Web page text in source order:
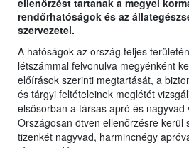
ellenőrzést tartanak a megyei
rendőrhatóságok és az
szervezetei.
A hatóságok az ország teljes
létszámmal felvonulva megyénként
előírások szerinti megtartását, a
és tárgyi feltételeinek meglétét
elsősorban a társas apró és nagyvad
Országosan ötven ellenőrzésre kerül
tizenkét nagyvad, harmincnégy